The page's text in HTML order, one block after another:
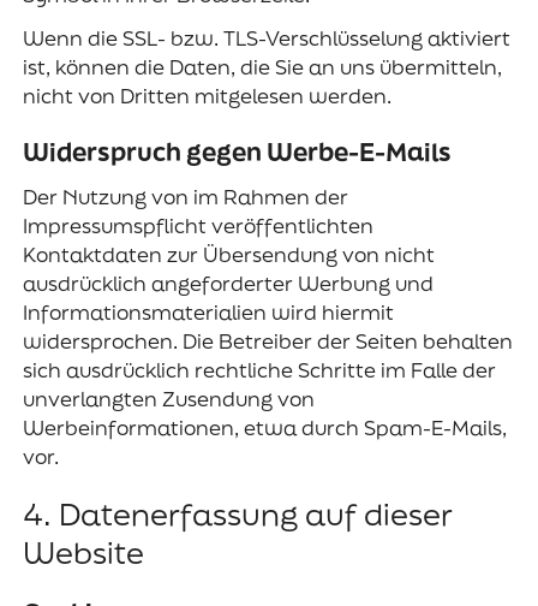
Wenn die SSL- bzw. TLS-Verschlüsselung aktiviert
ist, können die Daten, die Sie an uns übermitteln,
nicht von Dritten mitgelesen werden.
Widerspruch gegen Werbe-E-Mails
Der Nutzung von im Rahmen der
Impressumspflicht veröffentlichten
Kontaktdaten zur Übersendung von nicht
ausdrücklich angeforderter Werbung und
Informationsmaterialien wird hiermit
widersprochen. Die Betreiber der Seiten behalten
sich ausdrücklich rechtliche Schritte im Falle der
unverlangten Zusendung von
Werbeinformationen, etwa durch Spam-E-Mails,
vor.
4. Datenerfassung auf dieser
Website